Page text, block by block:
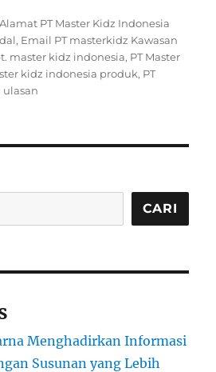
Tags
Alamat PT Master Kidz Indonesia
, Email PT masterkidz Kawasan
master kidz indonesia, PT Master
kidz indonesia produk, PT
ulasan
CARI
Menghadirkan Informasi
Susunan yang Lebih